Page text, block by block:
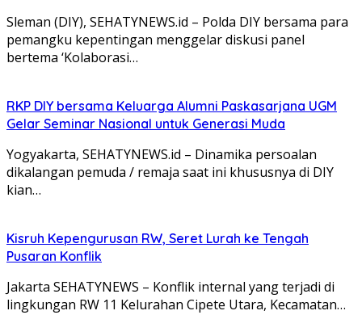
Sleman (DIY), SEHATYNEWS.id – Polda DIY bersama para
pemangku kepentingan menggelar diskusi panel
bertema ‘Kolaborasi…
RKP DIY bersama Keluarga Alumni Paskasarjana UGM
Gelar Seminar Nasional untuk Generasi Muda
Yogyakarta, SEHATYNEWS.id – Dinamika persoalan
dikalangan pemuda / remaja saat ini khususnya di DIY
kian…
Kisruh Kepengurusan RW, Seret Lurah ke Tengah
Pusaran Konflik
Jakarta SEHATYNEWS – Konflik internal yang terjadi di
lingkungan RW 11 Kelurahan Cipete Utara, Kecamatan…